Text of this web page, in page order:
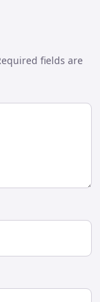
fields are